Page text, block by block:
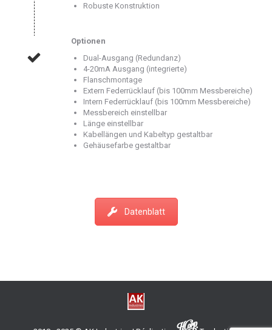
Robuste Konstruktion
Optionen
Dual-Ausgang (Redundanz)
4-20mA Ausgang (integrierte)
Flanschmontage
Extern Federrücklauf (bis 100mm Messbereiche)
Intern Federrücklauf (bis 100mm Messbereiche)
Messbereich einstellbar
Länge einstellbar
Kabellängen und Kabeltyp gestaltbar
Gehäusefarbe gestaltbar
Datenblatt